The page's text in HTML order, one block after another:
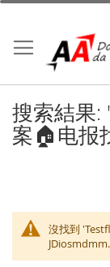
跳
內
容
搜索結果:
案🏠电报
沒找到